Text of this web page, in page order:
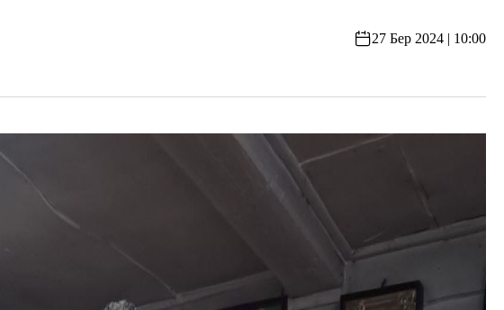
27 Бер 2024 | 10:00